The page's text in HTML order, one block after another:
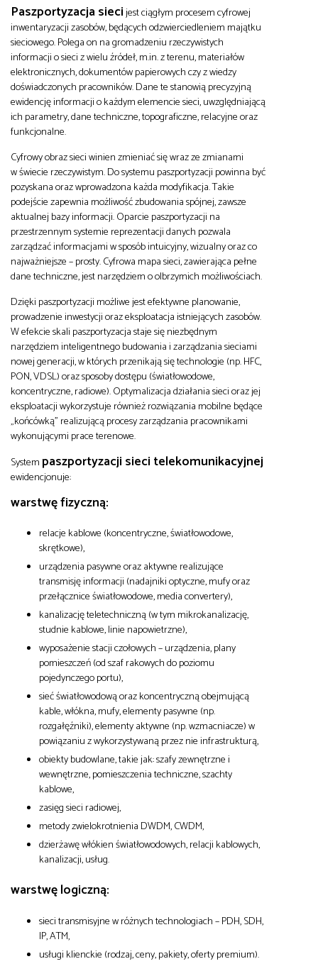
Paszportyzacja siecijest ciągłym procesem cyfrowej
inwentaryzacji zasobów, będących odzwierciedleniem majątku
sieciowego. Polega on na gromadzeniu rzeczywistych
informacji o sieci z wielu źródeł, m.in. z terenu, materiałów
elektronicznych, dokumentów papierowych czy z wiedzy
doświadczonych pracowników. Dane te stanowią precyzyjną
ewidencję informacji o każdym elemencie sieci, uwzględniającą
ich parametry, dane techniczne, topograficzne, relacyjne oraz
funkcjonalne.
Cyfrowy obraz sieci winien zmieniać się wraz ze zmianami
w świecie rzeczywistym. Do systemu paszportyzacji powinna być
pozyskana oraz wprowadzona każda modyfikacja. Takie
podejście zapewnia możliwość zbudowania spójnej, zawsze
aktualnej bazy informacji. Oparcie paszportyzacji na
przestrzennym systemie reprezentacji danych pozwala
zarządzać informacjami w sposób intuicyjny, wizualny oraz co
najważniejsze – prosty. Cyfrowa mapa sieci, zawierająca pełne
dane techniczne, jest narzędziem o olbrzymich możliwościach.
Dzięki paszportyzacji możliwe jest efektywne planowanie,
prowadzenie inwestycji oraz eksploatacja istniejących zasobów.
W efekcie skali paszportyzacja staje się niezbędnym
narzędziem inteligentnego budowania i zarządzania sieciami
nowej generacji, w których przenikają się technologie (np. HFC,
PON, VDSL) oraz sposoby dostępu (światłowodowe,
koncentryczne, radiowe). Optymalizacja działania sieci oraz jej
eksploatacji wykorzystuje również rozwiązania mobilne będące
„końcówką” realizującą procesy zarządzania pracownikami
wykonującymi prace terenowe.
System paszportyzacji sieci telekomunikacyjnej
ewidencjonuje:
warstwę fizyczną:
relacje kablowe (koncentryczne, światłowodowe,
skrętkowe),
urządzenia pasywne oraz aktywne realizujące
transmisję informacji (nadajniki optyczne, mufy oraz
przełącznice światłowodowe, media convertery),
kanalizację teletechniczną (w tym mikrokanalizację,
studnie kablowe, linie napowietrzne),
wyposażenie stacji czołowych – urządzenia, plany
pomieszczeń (od szaf rakowych do poziomu
pojedynczego portu),
sieć światłowodową oraz koncentryczną obejmującą
kable, włókna, mufy, elementy pasywne (np.
rozgałęźniki), elementy aktywne (np. wzmacniacze) w
powiązaniu z wykorzystywaną przez nie infrastrukturą,
obiekty budowlane, takie jak: szafy zewnętrzne i
wewnętrzne, pomieszczenia techniczne, szachty
kablowe,
zasięg sieci radiowej,
metody zwielokrotnienia DWDM, CWDM,
dzierżawę włókien światłowodowych, relacji kablowych,
kanalizacji, usług.
warstwę logiczną:
sieci transmisyjne w różnych technologiach – PDH, SDH,
IP, ATM,
usługi klienckie (rodzaj, ceny, pakiety, oferty premium).